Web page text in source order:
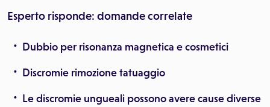
Esperto risponde: domande correlate
Dubbio per risonanza magnetica e cosmetici
Discromie rimozione tatuaggio
Le discromie ungueali possono avere cause diverse